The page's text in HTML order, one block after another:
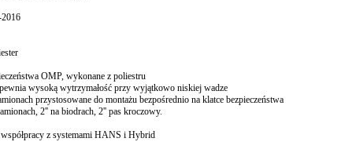
OMP, wykonane z poliestru
wysoką wytrzymałość przy wyjątkowo niskiej wadze
przystosowane do montażu bezpośrednio na klatce bezpieczeństwa
2'' na biodrach, 2'' pas kroczowy.
z systemami HANS i Hybrid